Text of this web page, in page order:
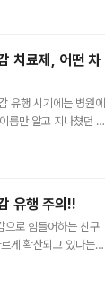
하게-미열-몸살기운-
걱정이 참 많으실거
좋은 한약재와 이를 활
습니다.비염완화를 돕
황기, 방풍 ]작두콩비
작두콩이죠? 작두콩
부하고, 특히 항염증
입니다. 황기아이들은
치료제, 어떤 차
유행 시기에는 병원에
름만 알고 지나쳤던 약
징에 대해 정리해보
플루입니다. 성분명
세포 밖으로 빠져나
는 기전이 알려져있습
간 이내 권장 - 사용
유행 주의!!
으로 힘들어하는 친구
게 확산되고 있다는게